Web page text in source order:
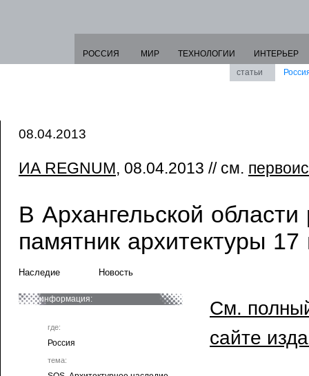
РОССИЯ МИР ТЕХНОЛОГИИ
ИНТЕРЬЕР
статьи
08.04.2013
ИА REGNUM, 08.04.2013 // см.
В Архангельской
памятник архитектуры 17
Наследие Новость
информация:
где:
Россия
тема:
См.
сайте